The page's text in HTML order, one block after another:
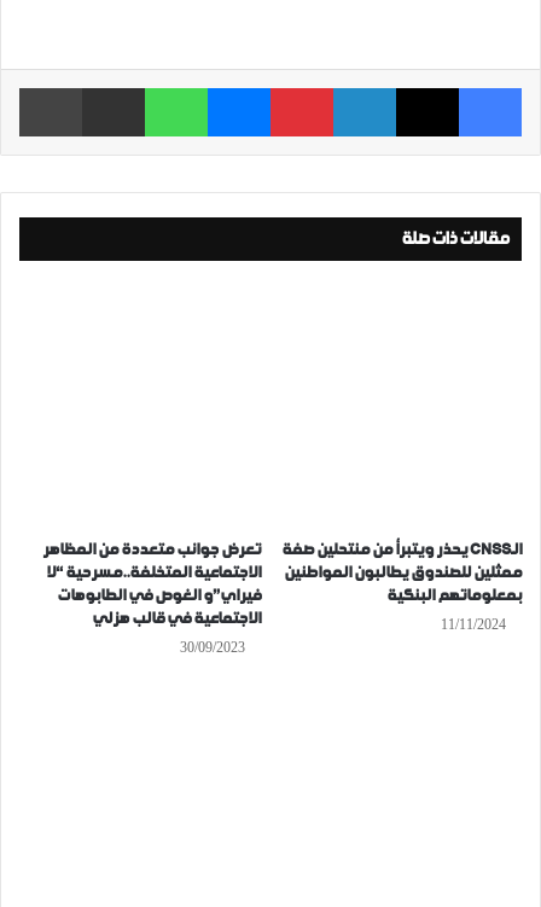
فيسبوك ‫X لينكدإن بينتيريست ماسنجر واتساب مشاركة عبر البريد
مقالات ذات صلة
الـCNSS يحذر ويتبرأ من منتحلين صفة
ممثلين للصندوق يطالبون المواطنين
بمعلوماتهم البنكية
11/11/2024
تعرض جوانب متعددة من المظاهر
الاجتماعية المتخلفة..مسرحية “لا
فيراي”و الغوص في الطابوهات
الاجتماعية في قالب هزلي
30/09/2023